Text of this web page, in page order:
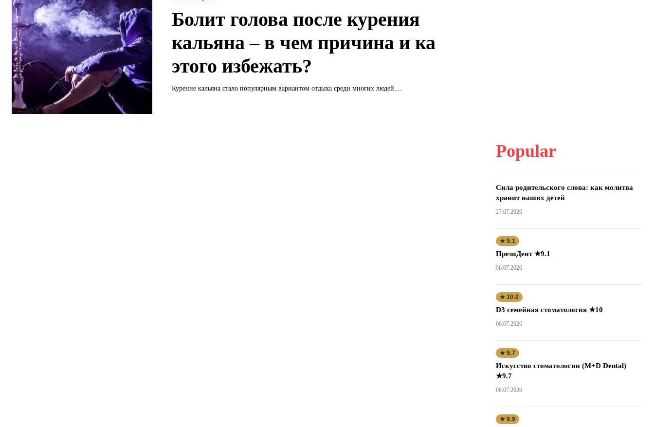
Болит голова после курения
кальяна – в чем причина и ка
этого избежать?
Курение кальяна стало популярным вариантом отдыха среди многих людей....
Popular
Сила родительского слова: как молитва
хранит наших детей
27.07.2026
★ 9.1
ПрезиДент ★9.1
06.07.2026
★ 10.0
D3 семейная стоматология ★10
06.07.2026
★ 9.7
Искусство стоматологии (M+D Dental)
★9.7
06.07.2026
★ 9.9